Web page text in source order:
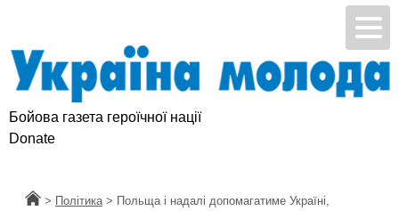
Бойова газета героїчної нації
Donate
Головна
> Політика > Польща і надалі допомагатиме Україні,